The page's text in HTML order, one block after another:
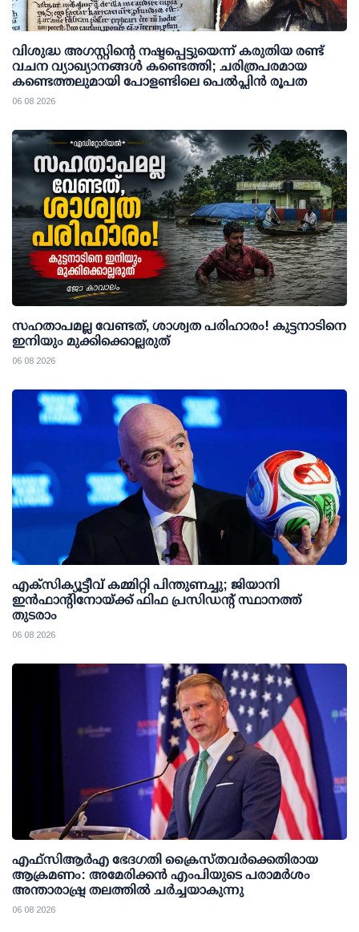
വിശുദ്ധ അഗസ്റ്റിന്റെ നഷ്ടപ്പെട്ടുയെന്ന് കരുതിയ രണ്ട്
വചന വ്യാഖ്യാനങ്ങൾ കണ്ടെത്തി; ചരിത്രപരമായ
കണ്ടെത്തലുമായി പോളണ്ടിലെ പെൽപ്ലിൻ രൂപത
06 08 2026
സഹതാപമല്ല വേണ്ടത്, ശാശ്വത പരിഹാരം! കുട്ടനാടിനെ
ഇനിയും മുക്കിക്കൊല്ലരുത്
06 08 2026
എക്സിക്യൂട്ടീവ് കമ്മിറ്റി പിന്തുണച്ചു; ജിയാനി
ഇന്‍ഫാന്റിനോയ്ക്ക് ഫിഫ പ്രസിഡന്റ് സ്ഥാനത്ത്
തുടരാം
06 08 2026
എഫ്‌സി‌ആര്‍‌എ ഭേദഗതി ക്രൈസ്തവർക്കെതിരായ
ആക്രമണം: അമേരിക്കൻ എംപിയുടെ പരാമർശം
അന്താരാഷ്ട്ര തലത്തിൽ ചർച്ചയാകുന്നു
06 08 2026